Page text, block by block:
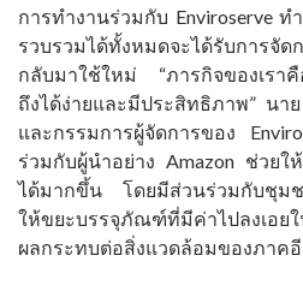
การทำงานร่วมกับ Enviroserve
รวบรวมได้ทั้งหมดจะได้รับการจั
กลับมาใช้ใหม่ “ภารกิจของเราคื
ถึงได้ง่ายและมีประสิทธิภาพ” นา
และกรรมการผู้จัดการของ
ร่วมกับผู้นำอย่าง Amazon ช่วยใ
ได้มากขึ้น โดยมีส่วนร่วมกับชุมช
ให้ขยะบรรจุภัณฑ์ที่มีค่าไปลงเอย
ผลกระทบต่อสิ่งแวดล้อมของภาค